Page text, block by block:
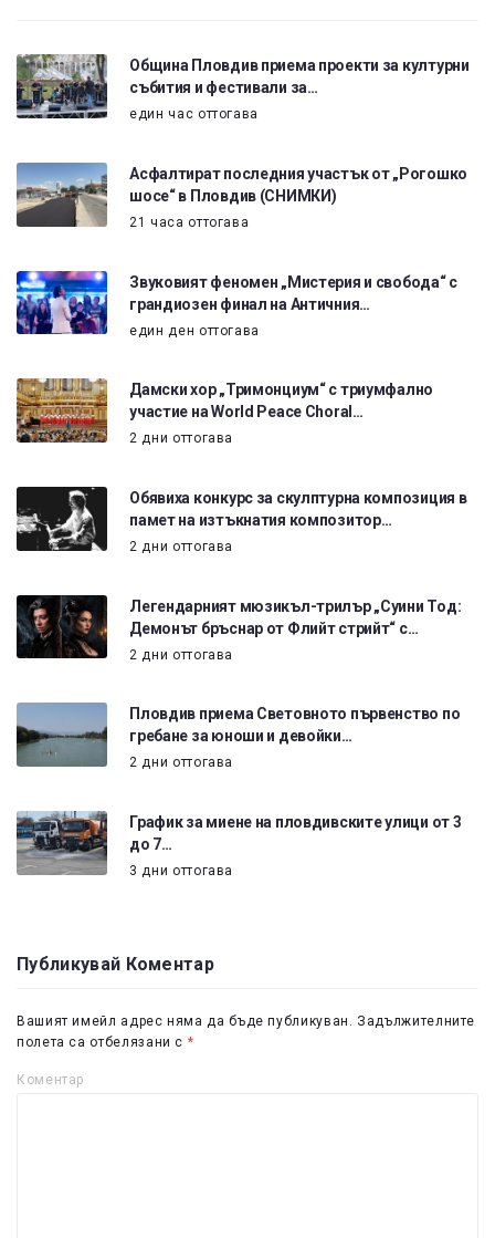
Община Пловдив приема проекти за културни
събития и фестивали за…
един час оттогава
Асфалтират последния участък от „Рогошко
шосе“ в Пловдив (СНИМКИ)
21 часа оттогава
Звуковият феномен „Мистерия и свобода“ с
грандиозен финал на Античния…
един ден оттогава
Дамски хор „Тримонциум“ с триумфално
участие на World Peace Choral…
2 дни оттогава
Обявиха конкурс за скулптурна композиция в
памет на изтъкнатия композитор…
2 дни оттогава
Легендарният мюзикъл-трилър „Суини Тод:
Демонът бръснар от Флийт стрийт“ с…
2 дни оттогава
Пловдив приема Световното първенство по
гребане за юноши и девойки…
2 дни оттогава
График за миене на пловдивските улици от 3
до 7…
3 дни оттогава
Публикувай Коментар
Вашият имейл адрес няма да бъде публикуван. Задължителните
полета са отбелязани с *
Коментар